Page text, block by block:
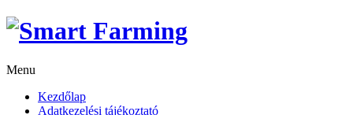
Skip
Menu
Kezdőlap
Adatkezelési tájékoztató